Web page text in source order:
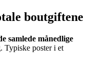
boutgiftene
samlede månedlige
Typiske poster i et